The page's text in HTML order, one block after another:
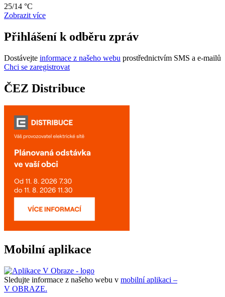
25/14 °C
Zobrazit více
Přihlášení k odběru zpráv
Dostávejte informace z našeho webu prostřednictvím SMS a e-mailů
Chci se zaregistrovat
ČEZ Distribuce
Mobilní aplikace
Sledujte informace z našeho webu v mobilní aplikaci –
V OBRAZE.